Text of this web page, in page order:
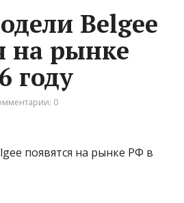
Belgee
на рынке
году
0